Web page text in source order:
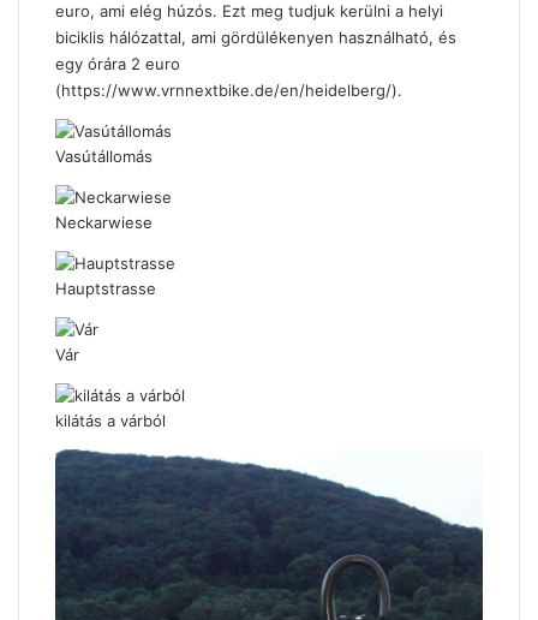
euro, ami elég húzós. Ezt meg tudjuk kerülni a helyi
biciklis hálózattal, ami gördülékenyen használható, és
egy órára 2 euro
(https://www.vrnnextbike.de/en/heidelberg/).
Vasútállomás
Neckarwiese
Hauptstrasse
Vár
kilátás a várból